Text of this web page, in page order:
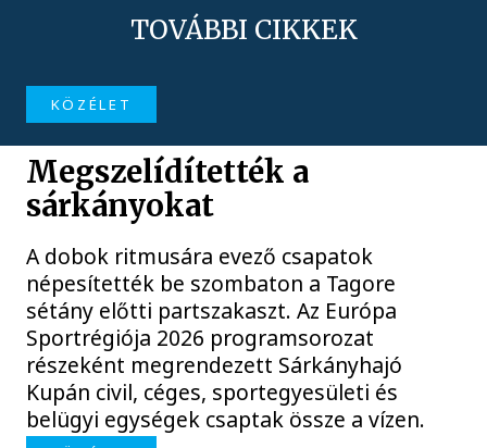
TOVÁBBI CIKKEK
KÖZÉLET
Megszelídítették a
sárkányokat
A dobok ritmusára evező csapatok
népesítették be szombaton a Tagore
sétány előtti partszakaszt. Az Európa
Sportrégiója 2026 programsorozat
részeként megrendezett Sárkányhajó
Kupán civil, céges, sportegyesületi és
belügyi egységek csaptak össze a vízen.